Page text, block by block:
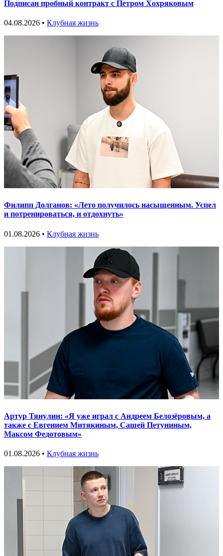
Подписан пробный контракт с Петром Хохряковым
04.08.2026 • Клубная жизнь
Филипп Долганов: «Лето получилось насыщенным. Успел
и потренироваться, и отдохнуть»
01.08.2026 • Клубная жизнь
Артур Тянулин: «Я уже играл с Андреем Белозёровым, а
также с Евгением Митякиным, Сашей Петуниным,
Максом Федотовым»
01.08.2026 • Клубная жизнь